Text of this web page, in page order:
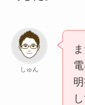
しゅん